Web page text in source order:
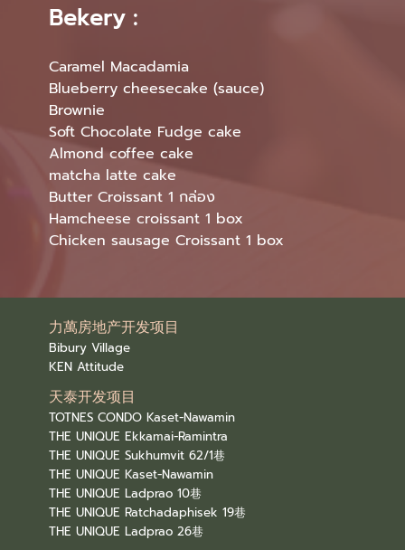
Bekery :
Caramel Macadamia
Blueberry cheesecake (sauce)
Brownie
Soft Chocolate Fudge cake
Almond coffee cake
matcha latte cake
Butter Croissant 1 กล่อง
Hamcheese croissant 1 box
Chicken sausage Croissant 1 box
力萬房地产开发项目
Bibury Village
KEN Attitude
天泰开发项目
TOTNES CONDO Kaset-Nawamin
THE UNIQUE Ekkamai-Ramintra
THE UNIQUE Sukhumvit 62/1巷
THE UNIQUE Kaset-Nawamin
THE UNIQUE Ladprao 10巷
THE UNIQUE Ratchadaphisek 19巷
THE UNIQUE Ladprao 26巷